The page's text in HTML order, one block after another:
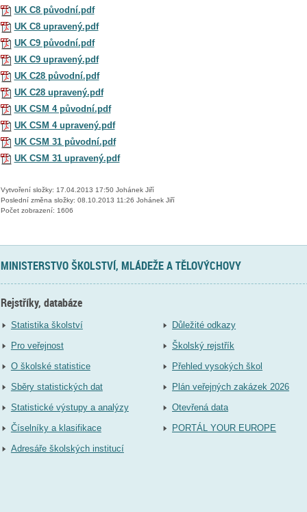
UK C8 původní.pdf
UK C8 upravený.pdf
UK C9 původní.pdf
UK C9 upravený.pdf
UK C28 původní.pdf
UK C28 upravený.pdf
UK CSM 4 původní.pdf
UK CSM 4 upravený.pdf
UK CSM 31 původní.pdf
UK CSM 31 upravený.pdf
Vytvoření složky: 17.04.2013 17:50 Johánek Jiří
Poslední změna složky: 08.10.2013 11:26 Johánek Jiří
Počet zobrazení: 1606
MINISTERSTVO ŠKOLSTVÍ, MLÁDEŽE A TĚLOVÝCHOVY
Rejstříky, databáze
Statistika školství
Pro veřejnost
O školské statistice
Sběry statistických dat
Statistické výstupy a analýzy
Číselníky a klasifikace
Adresáře školských institucí
Důležité odkazy
Školský rejstřík
Přehled vysokých škol
Plán veřejných zakázek 2026
Otevřená data
PORTÁL YOUR EUROPE